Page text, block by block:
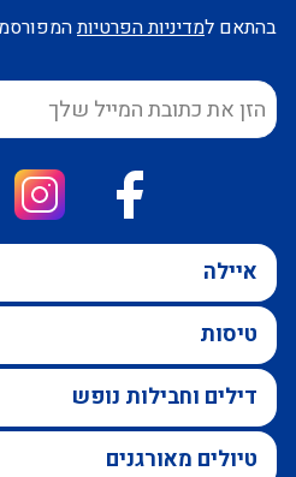
בהתאם למדיניות הפרטיות
איילה
טיסות
דילים וחבילות נופש
טיולים מאורגנים